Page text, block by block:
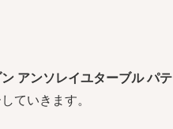
アンソレイユターブル パテ
ていきます。